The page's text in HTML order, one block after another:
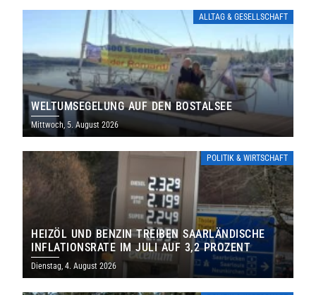
ALLTAG & GESELLSCHAFT
WELTUMSEGELUNG AUF DEN BOSTALSEE
Mittwoch, 5. August 2026
POLITIK & WIRTSCHAFT
HEIZÖL UND BENZIN TREIBEN SAARLÄNDISCHE
INFLATIONSRATE IM JULI AUF 3,2 PROZENT
Dienstag, 4. August 2026